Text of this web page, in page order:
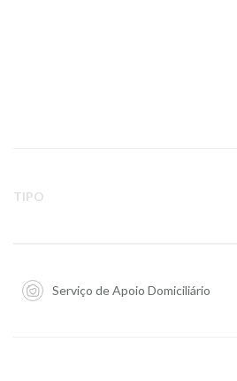
TIPO
Serviço de Apoio Domiciliário